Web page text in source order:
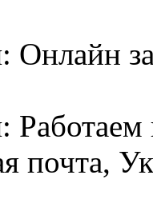
Онлайн
Работаем
почта,